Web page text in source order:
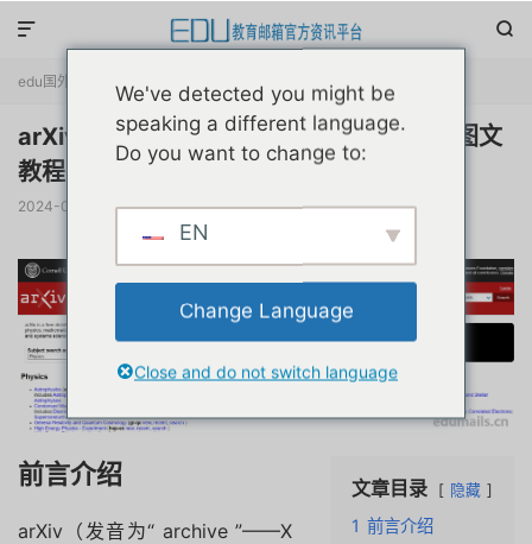


edu国外优惠 正文
arXiv论文平台网站账号edu邮箱申请注册图文
教程
2024-02-29 阅读(3580) 评论(0)  赞(1)
文章目录 隐藏
1 前言介绍
前言介绍
arXiv（发音为“ archive ”——X
We've detected you might be
speaking a different language.
Do you want to change to:
EN
Change Language
Close and do not switch language